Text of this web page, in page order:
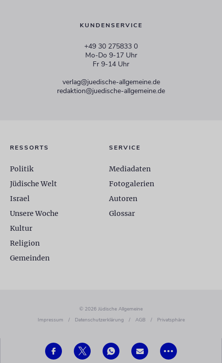
•••
KUNDENSERVICE
+49 30 275833 0
Mo-Do 9-17 Uhr
Fr 9-14 Uhr
verlag@juedische-allgemeine.de
redaktion@juedische-allgemeine.de
RESSORTS
Politik
Jüdische Welt
Israel
Unsere Woche
Kultur
Religion
Gemeinden
SERVICE
Mediadaten
Fotogalerien
Autoren
Glossar
© 2026 Jüdische Allgemeine
Impressum
/ Datenschutzerklärung / AGB / Privatsphäre